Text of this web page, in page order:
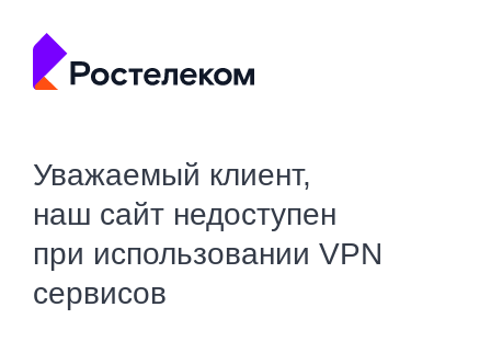
Уважаемый клиент,
наш сайт недоступен
при использовании VPN
сервисов